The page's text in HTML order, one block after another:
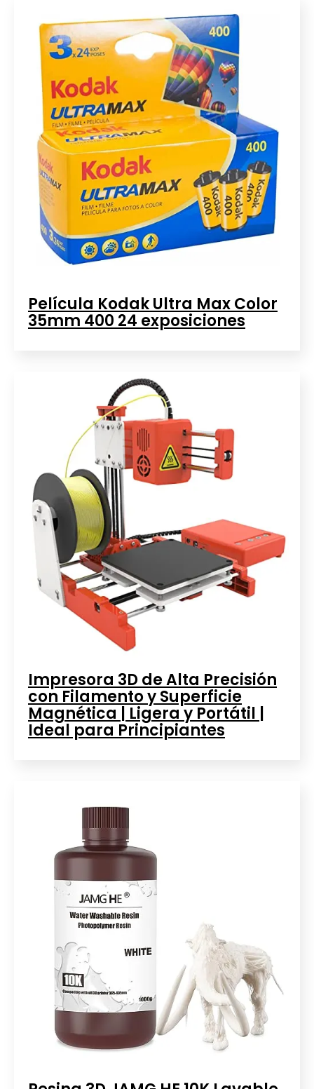
Película Kodak Ultra Max Color
35mm 400 24 exposiciones
Impresora 3D de Alta Precisión
con Filamento y Superficie
Magnética | Ligera y Portátil |
Ideal para Principiantes